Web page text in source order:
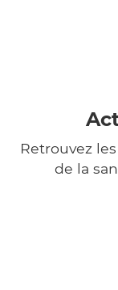
Retrouvez
de la